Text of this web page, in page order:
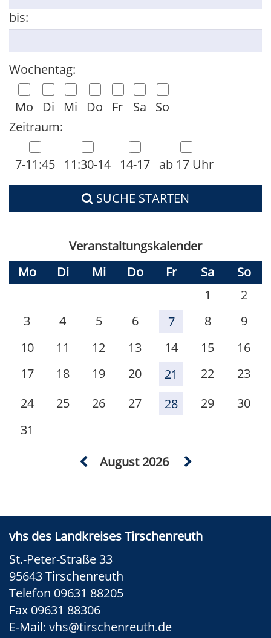
bis:
Wochentag:
Mo Di Mi Do Fr Sa
So
Zeitraum:
7-11:45 11:30-14 14-17 ab 17 Uhr
SUCHE STARTEN
Veranstaltungskalender
Mo
Di Mi Do Fr Sa
So
1
2
3
4 5 6 7 8
9
10
11 12 13 14 15
16
17
18 19 20 21 22
23
24
25 26 27 28 29
30
31
August 2026
vhs des Landkreises Tirschenreuth
St.-Peter-Straße 33
95643 Tirschenreuth
Telefon 09631 88205
Fax 09631 88306
E-Mail: vhs@tirschenreuth.de